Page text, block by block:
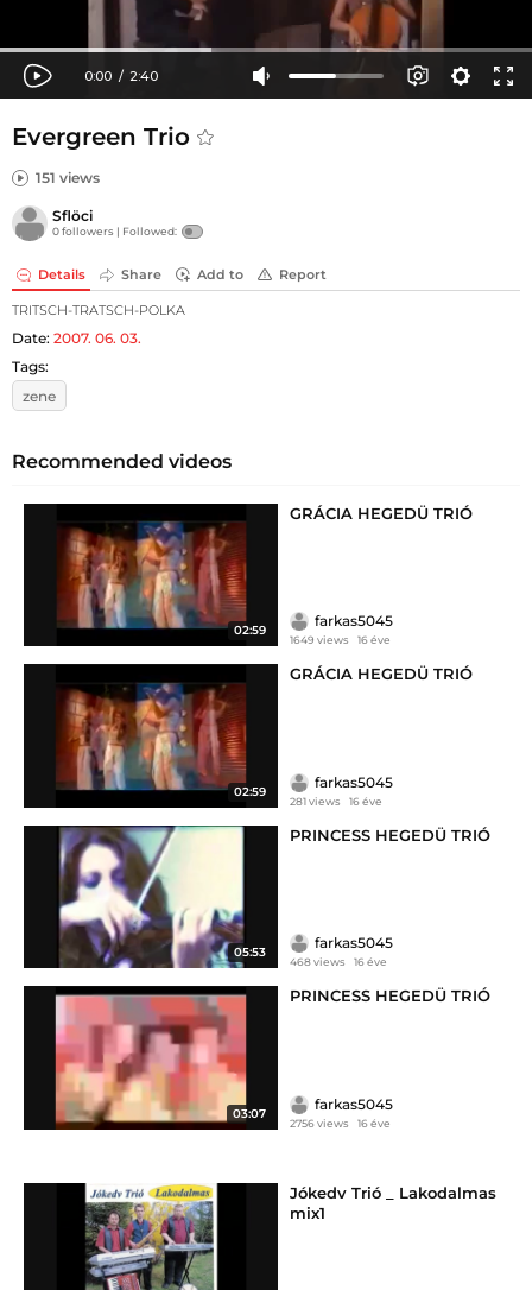
Evergreen Trio
151 views
Sflöci
0 followers | Followed:
Details Share Add to Report
TRITSCH-TRATSCH-POLKA
Date: 2007. 06. 03.
Tags:
zene
Recommended videos
02:59
GRÁCIA HEGEDÜ TRIÓ
farkas5045
1649 views 16 éve
02:59
GRÁCIA HEGEDÜ TRIÓ
farkas5045
281 views 16 éve
05:53
PRINCESS HEGEDÜ TRIÓ
farkas5045
468 views 16 éve
03:07
PRINCESS HEGEDÜ TRIÓ
farkas5045
2756 views 16 éve
Jókedv Trió _ Lakodalmas
mix1